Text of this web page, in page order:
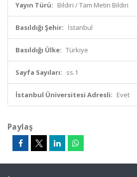
Yayın Türü: Bildiri / Tam Metin Bildiri
Basıldığı Şehir: İstanbul
Basıldığı Ülke: Türkiye
Sayfa Sayıları: ss.1
İstanbul Üniversitesi Adresli: Evet
Paylaş